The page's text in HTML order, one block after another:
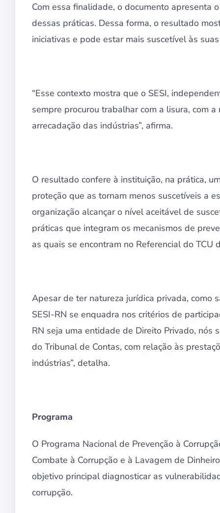
Com essa finalidade, o documento apresenta
dessas práticas. Dessa forma, o resultado
iniciativas e pode estar mais suscetível às
“Esse contexto mostra que o SESI,
sempre procurou trabalhar com a lisura, com
arrecadação das indústrias”, afirma.
O resultado confere à instituição, na prática,
proteção que as tornam menos suscetíveis a
organização alcançar o nível aceitável de
práticas que integram os mecanismos de
as quais se encontram no Referencial do TCU
Apesar de ter natureza jurídica privada, como
SESI-RN se enquadra nos critérios de
RN seja uma entidade de Direito Privado,
do Tribunal de Contas, com relação às
indústrias”, detalha.
Programa
O Programa Nacional de Prevenção à
Combate à Corrupção e à Lavagem de
objetivo principal diagnosticar as
corrupção.